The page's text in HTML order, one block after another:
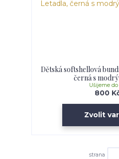
Dětská softshellová
černá s
800
Ušijeme do
Zvolit
strana